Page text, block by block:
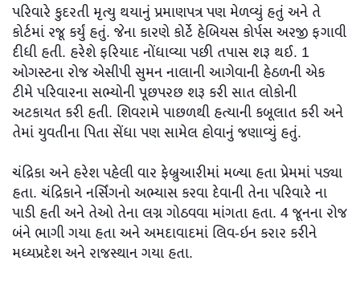
પરિવારે કુદરતી મૃત્યુ થયાનું પ્રમાણપત્ર પણ મેળવ્યું હતું અને તે
કોર્ટમાં રજૂ કર્યું હતું. જેના કારણે કોર્ટે હેબિયસ કોર્પસ અરજી ફગાવી
દીધી હતી. હરેશે ફરિયાદ નોંધાવ્યા પછી તપાસ શરૂ થઈ. 1
ઓગસ્ટના રોજ એસીપી સુમન નાલાની આગેવાની હેઠળની એક
ટીમે પરિવારના સભ્યોની પૂછપરછ શરૂ કરી સાત લોકોની
અટકાયત કરી હતી. શિવરામે પાછળથી હત્યાની કબૂલાત કરી અને
તેમાં યુવતીના પિતા સેંધા પણ સામેલ હોવાનું જણાવ્યું હતું.
ચંદ્રિકા અને હરેશ પહેલી વાર ફેબ્રુઆરીમાં મળ્યા હતા પ્રેમમાં પડ્યા
હતા. ચંદ્રિકાને નર્સિંગનો અભ્યાસ કરવા દેવાની તેના પરિવારે ના
પાડી હતી અને તેઓ તેના લગ્ન ગોઠવવા માંગતા હતા. 4 જૂનના રોજ
બંને ભાગી ગયા હતા અને અમદાવાદમાં લિવ-ઇન કરાર કરીને
મધ્યપ્રદેશ અને રાજસ્થાન ગયા હતા.